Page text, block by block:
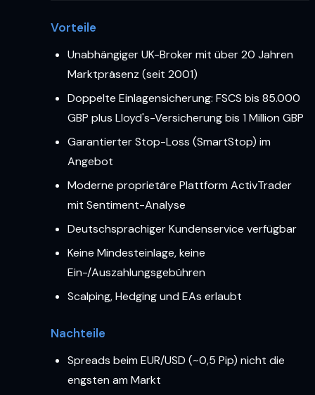
Vorteile
Unabhängiger UK-Broker mit über 20 Jahren
Marktpräsenz (seit 2001)
Doppelte Einlagensicherung: FSCS bis 85.000
GBP plus Lloyd's-Versicherung bis 1 Million GBP
Garantierter Stop-Loss (SmartStop) im
Angebot
Moderne proprietäre Plattform ActivTrader
mit Sentiment-Analyse
Deutschsprachiger Kundenservice verfügbar
Keine Mindesteinlage, keine
Ein-/Auszahlungsgebühren
Scalping, Hedging und EAs erlaubt
Nachteile
Spreads beim EUR/USD (~0,5 Pip) nicht die
engsten am Markt